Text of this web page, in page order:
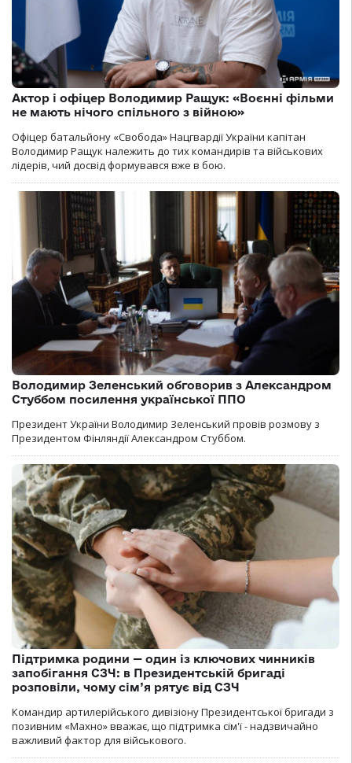
Актор і офіцер Володимир Ращук: «Воєнні фільми
не мають нічого спільного з війною»
Офіцер батальйону «Свобода» Нацгвардії України капітан
Володимир Ращук належить до тих командирів та військових
лідерів, чий досвід формувався вже в бою.
Володимир Зеленський обговорив з Александром
Стуббом посилення української ППО
Президент України Володимир Зеленський провів розмову з
Президентом Фінляндії Александром Стуббом.
Підтримка родини — один із ключових чинників
запобігання СЗЧ: в Президентській бригаді
розповіли, чому сім’я рятує від СЗЧ
Командир артилерійського дивізіону Президентської бригади з
позивним «Махно» вважає, що підтримка сім'ї - надзвичайно
важливий фактор для військового.